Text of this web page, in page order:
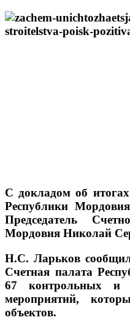
С докладом об
Республики
Председатель
Мордовия Николай
Н.С. Ларьков
Счетная палата
67 контрольных и
мероприятий,
объектов.